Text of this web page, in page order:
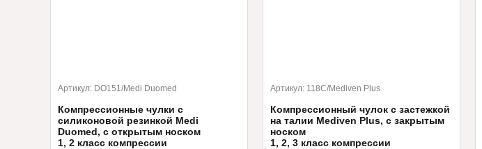
Артикул: DO151/Medi Duomed
Компрессионные чулки с
силиконовой резинкой Medi
Duomed, с открытым носком
1, 2 класс компрессии
Артикул: 118C/Mediven Plus
Компрессионный чулок с застежкой
на талии Mediven Plus, с закрытым
носком
1, 2, 3 класс компрессии